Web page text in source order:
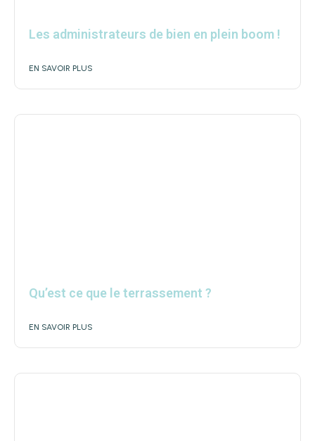
Les administrateurs de bien en plein boom !
EN SAVOIR PLUS
Qu’est ce que le terrassement ?
EN SAVOIR PLUS